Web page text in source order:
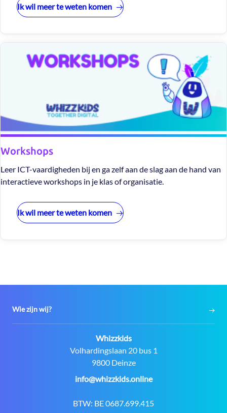
Ik wil meer te weten komen
Workshops
Leer ICT-vaardigheden bij en ga zelf aan de slag aan de hand van
interactieve workshops in je klas of organisatie.
Ik wil meer te weten komen
Wie zijn wij?
Contact:
Whizzkids
Adres:
Volhardingslaan 20 bus 1
9800 Deinze
E-
info@whizzkids.online
BTW: BE 0687.699.415